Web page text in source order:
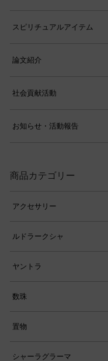
スピリチュアルアイテム
論文紹介
社会貢献活動
お知らせ・活動報告
商品カテゴリー
アクセサリー
ルドラークシャ
ヤントラ
数珠
置物
シャーラグラーマ